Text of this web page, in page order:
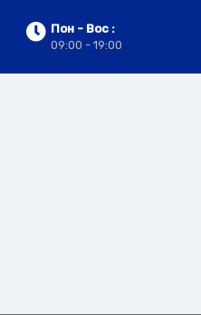
Пон - Вос :
09:00 - 19:00